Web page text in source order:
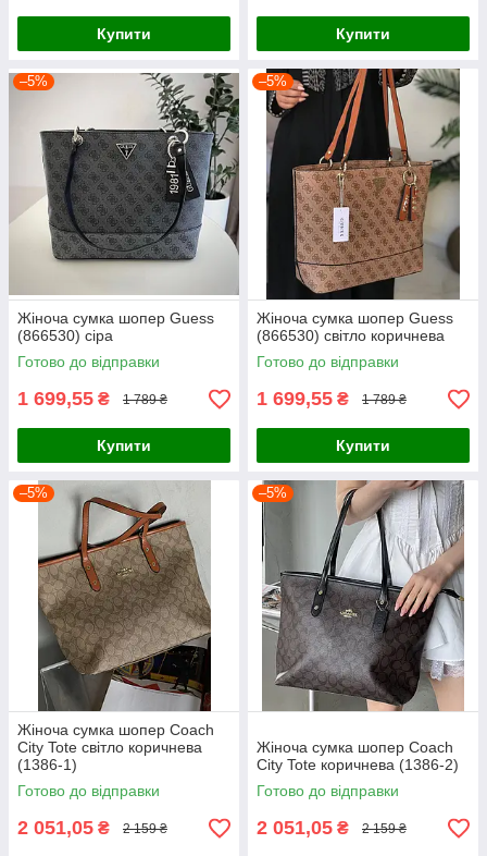
Купити Купити
–5%
Жіноча сумка шопер Guess
(866530) сіра
Готово до відправки
1 699,55 ₴ 1 789 ₴
Купити
–5%
Жіноча сумка шопер Guess
(866530) світло коричнева
Готово до відправки
1 699,55 ₴ 1 789 ₴
Купити
–5%
Жіноча сумка шопер Coach
City Tote світло коричнева
(1386-1)
Готово до відправки
2 051,05 ₴ 2 159 ₴
–5%
Жіноча сумка шопер Coach
City Tote коричнева (1386-2)
Готово до відправки
2 051,05 ₴ 2 159 ₴